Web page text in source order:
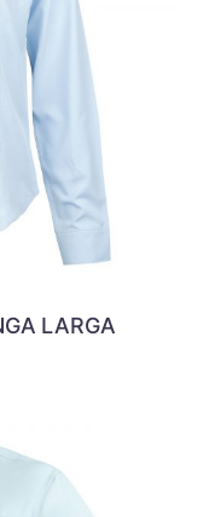
LARGA